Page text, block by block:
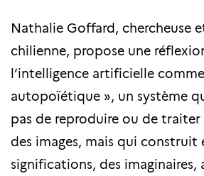
Nathalie Goffard, chercheuse
chilienne, propose une
l’intelligence artificielle
autopoïétique », un système
pas de reproduire ou de traiter
des images, mais qui construit
significations, des imaginaires,